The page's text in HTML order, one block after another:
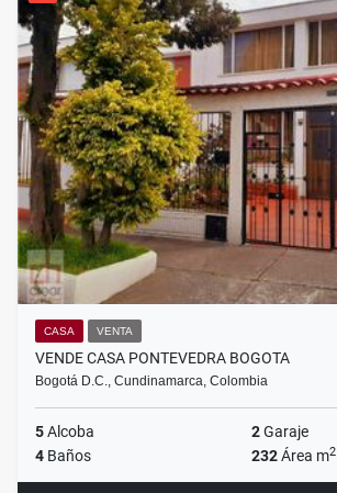
CASA VENTA
VENDE CASA PONTEVEDRA BOGOTA
Bogotá D.C., Cundinamarca, Colombia
5Alcoba 2Garaje
4 Baños 232Área m2